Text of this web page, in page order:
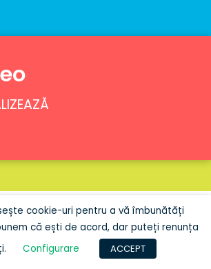
cookie-uri pentru a vă îmbunătăți
că ești de acord, dar puteți renunța
Configurare ACCEPT